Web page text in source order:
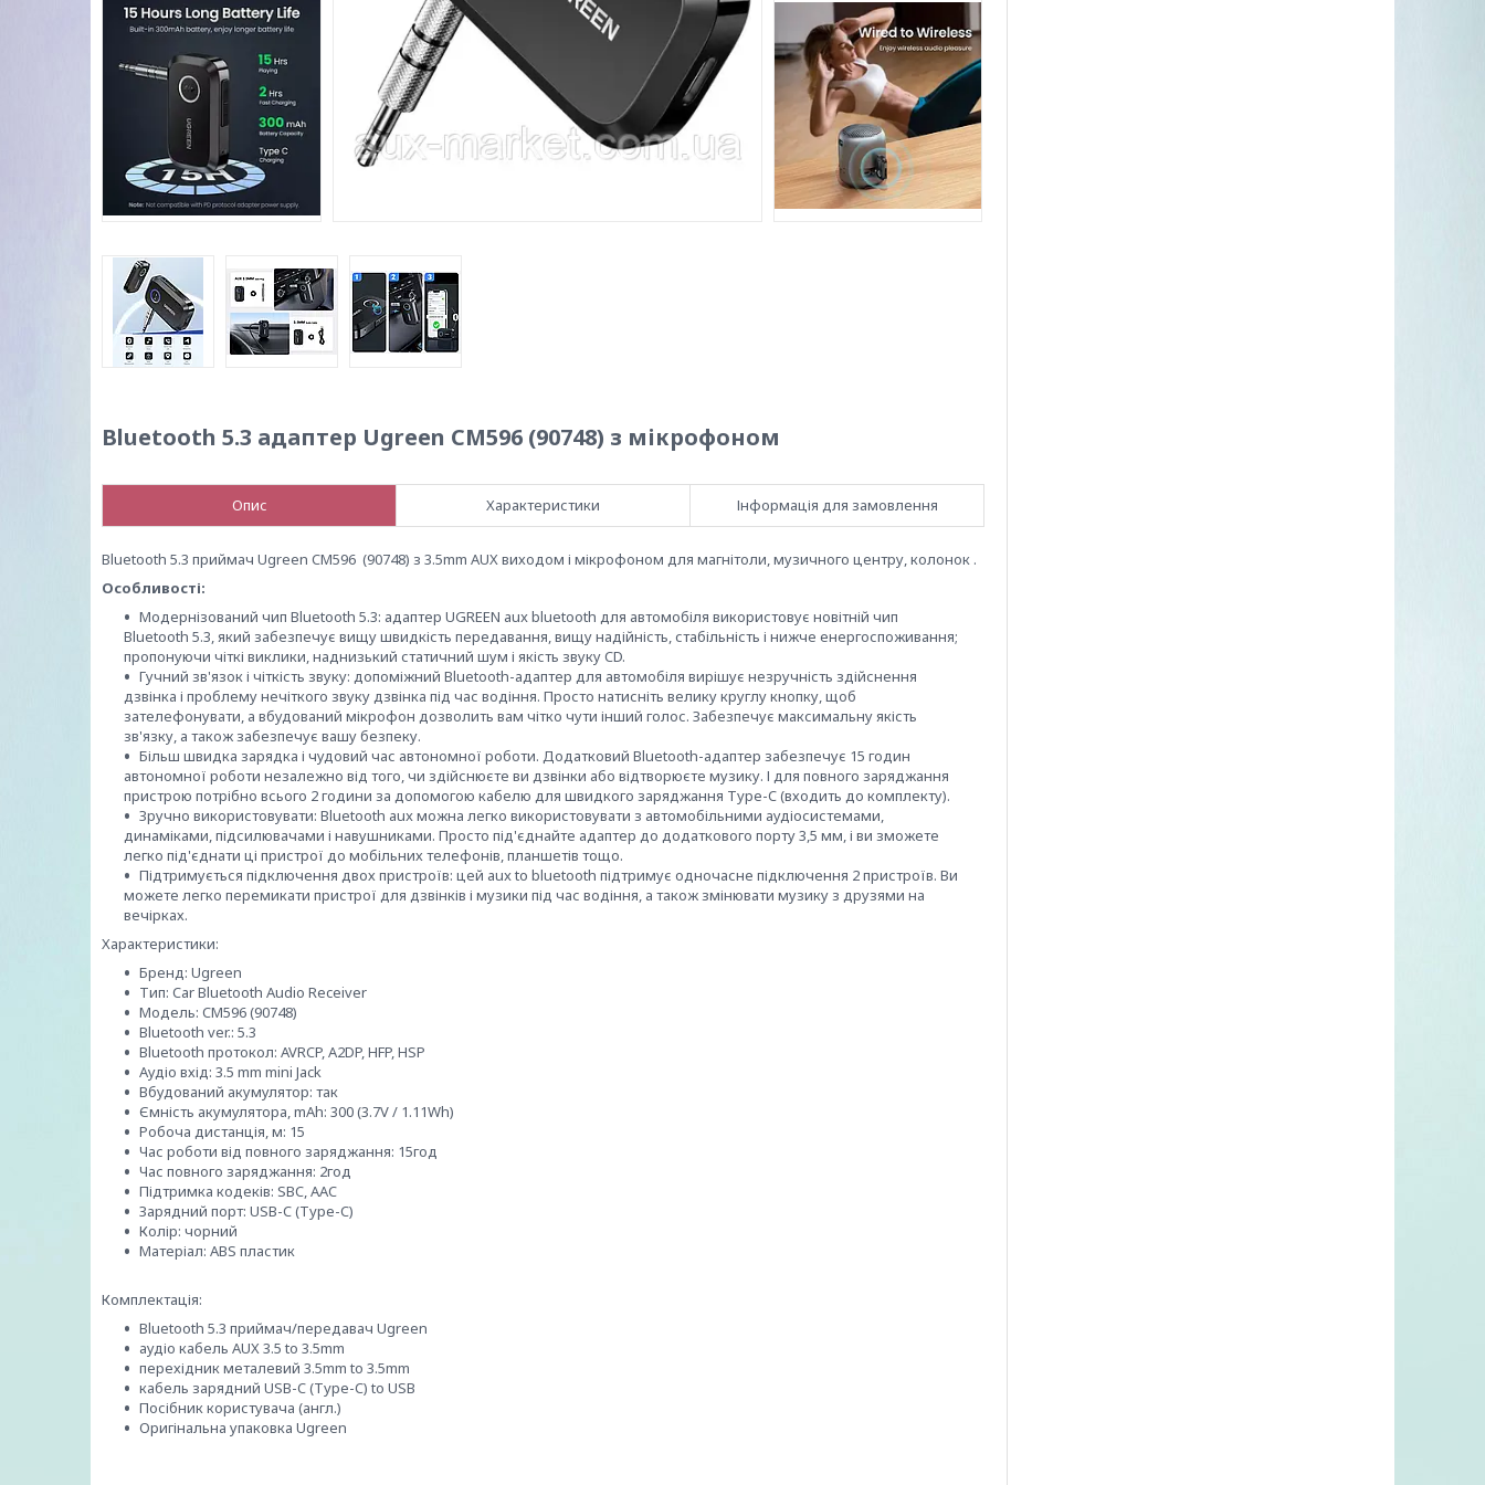
Bluetooth 5.3 адаптер Ugreen CM596 (90748) з мікрофоном
Опис Характеристики Інформація для замовлення
Bluetooth 5.3 приймач Ugreen CM596 (90748) з 3.5mm AUX виходом і мікрофоном для магнітоли, музичного центру, колонок .
Особливості:
Модернізований чип Bluetooth 5.3: адаптер UGREEN aux bluetooth для автомобіля використовує новітній чип
Bluetooth 5.3, який забезпечує вищу швидкість передавання, вищу надійність, стабільність і нижче енергоспоживання;
пропонуючи чіткі виклики, наднизький статичний шум і якість звуку CD.
Гучний зв'язок і чіткість звуку: допоміжний Bluetooth-адаптер для автомобіля вирішує незручність здійснення
дзвінка і проблему нечіткого звуку дзвінка під час водіння. Просто натисніть велику круглу кнопку, щоб
зателефонувати, а вбудований мікрофон дозволить вам чітко чути інший голос. Забезпечує максимальну якість
зв'язку, а також забезпечує вашу безпеку.
Більш швидка зарядка і чудовий час автономної роботи. Додатковий Bluetooth-адаптер забезпечує 15 годин
автономної роботи незалежно від того, чи здійснюєте ви дзвінки або відтворюєте музику. І для повного заряджання
пристрою потрібно всього 2 години за допомогою кабелю для швидкого заряджання Type-C (входить до комплекту).
Зручно використовувати: Bluetooth aux можна легко використовувати з автомобільними аудіосистемами,
динаміками, підсилювачами і навушниками. Просто під'єднайте адаптер до додаткового порту 3,5 мм, і ви зможете
легко під'єднати ці пристрої до мобільних телефонів, планшетів тощо.
Підтримується підключення двох пристроїв: цей aux to bluetooth підтримує одночасне підключення 2 пристроїв. Ви
можете легко перемикати пристрої для дзвінків і музики під час водіння, а також змінювати музику з друзями на
вечірках.
Характеристики:
Бренд: Ugreen
Тип: Car Bluetooth Audio Receiver
Модель: CM596 (90748)
Bluetooth ver.: 5.3
Bluetooth протокол: AVRCP, A2DP, HFP, HSP
Аудіо вхід: 3.5 mm mini Jack
Вбудований акумулятор: так
Ємність акумулятора, mAh: 300 (3.7V / 1.11Wh)
Робоча дистанція, м: 15
Час роботи від повного заряджання: 15год
Час повного заряджання: 2год
Підтримка кодеків: SBC, AAC
Зарядний порт: USB-C (Type-C)
Колір: чорний
Матеріал: ABS пластик
Комплектація:
Bluetooth 5.3 приймач/передавач Ugreen
аудіо кабель AUX 3.5 to 3.5mm
перехідник металевий 3.5mm to 3.5mm
кабель зарядний USB-C (Type-C) to USB
Посібник користувача (англ.)
Оригінальна упаковка Ugreen